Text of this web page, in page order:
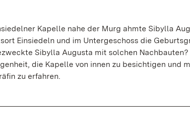
Kapelle nahe der Murg ahmte Sibylla
Einsiedeln und im Untergeschoss die
Sibylla Augusta mit solchen Nachbauten?
die Kapelle von innen zu besichtigen und
zu erfahren.